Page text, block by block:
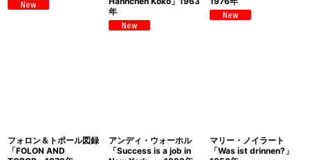
年
フォロン＆トポール図録
「FOLON AND
アンディ・ウォーホル
「Success is a job in
マリー・ノイラート
「Was ist drinnen?」